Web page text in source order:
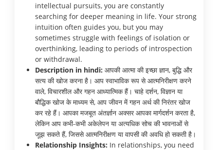
intellectual pursuits, you are constantly
searching for deeper meaning in life. Your strong
intuition often guides you, but you may
sometimes struggle with feelings of isolation or
overthinking, leading to periods of introspection
or withdrawal.
Description in hindi: आपकी आत्मा की इच्छा ज्ञान, बुद्धि और
सत्य की खोज करना है। आप स्वाभाविक रूप से आत्मनिरीक्षण करने
वाले, विचारशील और गहन आध्यात्मिक हैं। चाहे दर्शन, विज्ञान या
बौद्धिक खोज के माध्यम से, आप जीवन में गहन अर्थ की निरंतर खोज
कर रहे हैं। आपका मजबूत अंतर्ज्ञान अक्सर आपका मार्गदर्शन करता है,
लेकिन आप कभी-कभी अकेलेपन या अत्यधिक सोच की भावनाओं से
जूझ सकते हैं, जिससे आत्मनिरीक्षण या वापसी की अवधि हो सकती है।
Relationship Insights: In relationships, you need